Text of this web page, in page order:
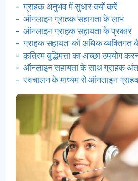
- ग्राहक अनुभव में सुधार क्यों करें
- ऑनलाइन ग्राहक सहायता के लाभ
- ऑनलाइन ग्राहक सहायता के प्रकार
- ग्राहक सहायता को अधिक व्यक्तिगत
- कृत्रिम बुद्धिमत्ता का अच्छा उपयोग
- ऑनलाइन सहायता के साथ ग्राहक
- स्वचालन के माध्यम से ऑनलाइन